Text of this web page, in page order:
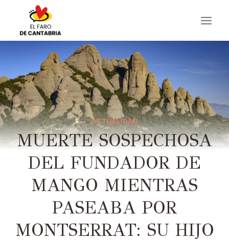
contenido
ACTUALIDAD
MUERTE SOSPECHOSA
DEL FUNDADOR DE
MANGO MIENTRAS
PASEABA POR
MONTSERRAT: SU HIJO